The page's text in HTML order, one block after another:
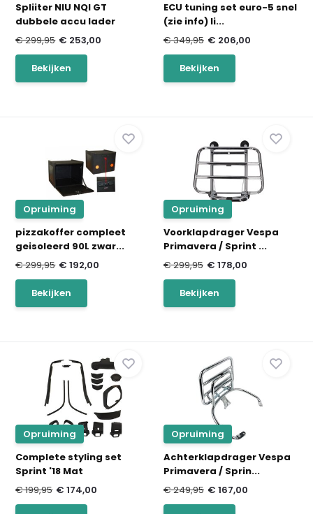
Spliiter NIU NQI GT
dubbele accu lader
€ 299,95 € 253,00
Bekijken
ECU tuning set euro-5 snel
(zie info) li...
€ 349,95 € 206,00
Bekijken
Opruiming
pizzakoffer compleet
geisoleerd 90L zwar...
€ 299,95 € 192,00
Bekijken
Opruiming
Voorklapdrager Vespa
Primavera / Sprint ...
€ 299,95 € 178,00
Bekijken
Opruiming
Complete styling set
Sprint '18 Mat
€ 199,95 € 174,00
Opruiming
Achterklapdrager Vespa
Primavera / Sprin...
€ 249,95 € 167,00